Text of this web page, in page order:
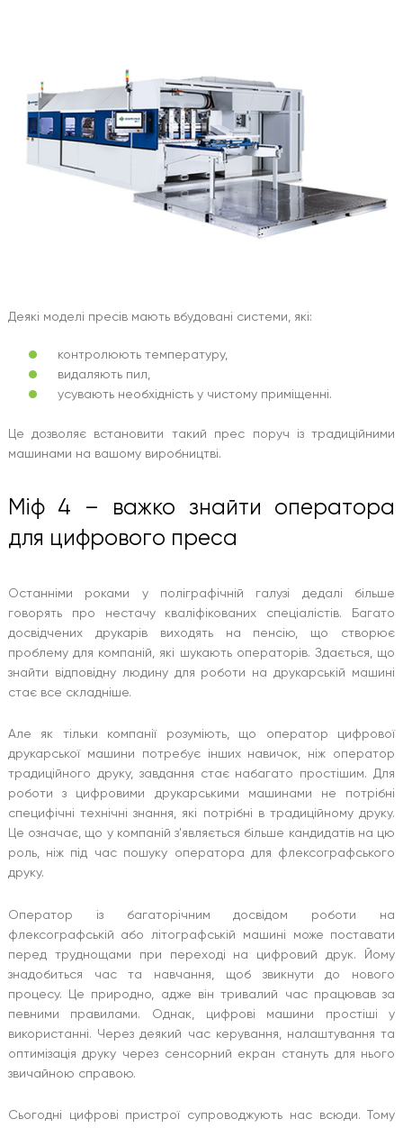
Деякі моделі пресів мають вбудовані системи, які:
контролюють температуру,
видаляють пил,
усувають необхідність у чистому приміщенні.
Це дозволяє встановити такий прес поруч із традиційними
машинами на вашому виробництві.
Міф 4 – важко знайти оператора
для цифрового преса
Останніми роками у поліграфічній галузі дедалі більше
говорять про нестачу кваліфікованих спеціалістів. Багато
досвідчених друкарів виходять на пенсію, що створює
проблему для компаній, які шукають операторів. Здається, що
знайти відповідну людину для роботи на друкарській машині
стає все складніше.
Але як тільки компанії розуміють, що оператор цифрової
друкарської машини потребує інших навичок, ніж оператор
традиційного друку, завдання стає набагато простішим. Для
роботи з цифровими друкарськими машинами не потрібні
специфічні технічні знання, які потрібні в традиційному друку.
Це означає, що у компаній з'являється більше кандидатів на цю
роль, ніж під час пошуку оператора для флексографського
друку.
Оператор із багаторічним досвідом роботи на
флексографській або літографській машині може поставати
перед труднощами при переході на цифровий друк. Йому
знадобиться час та навчання, щоб звикнути до нового
процесу. Це природно, адже він тривалий час працював за
певними правилами. Однак, цифрові машини простіші у
використанні. Через деякий час керування, налаштування та
оптимізація друку через сенсорний екран стануть для нього
звичайною справою.
Сьогодні цифрові пристрої супроводжують нас всюди. Тому